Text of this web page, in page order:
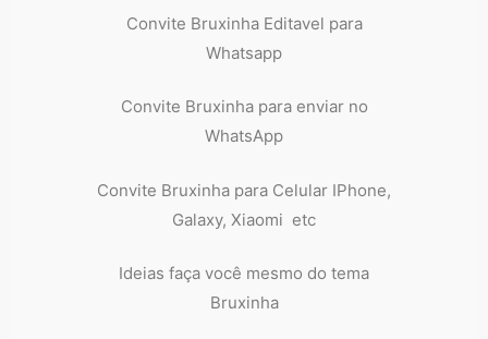
Convite Bruxinha Editavel para
Whatsapp
Convite Bruxinha para enviar no
WhatsApp
Convite Bruxinha para Celular IPhone,
Galaxy, Xiaomi etc
Ideias faça você mesmo do tema
Bruxinha